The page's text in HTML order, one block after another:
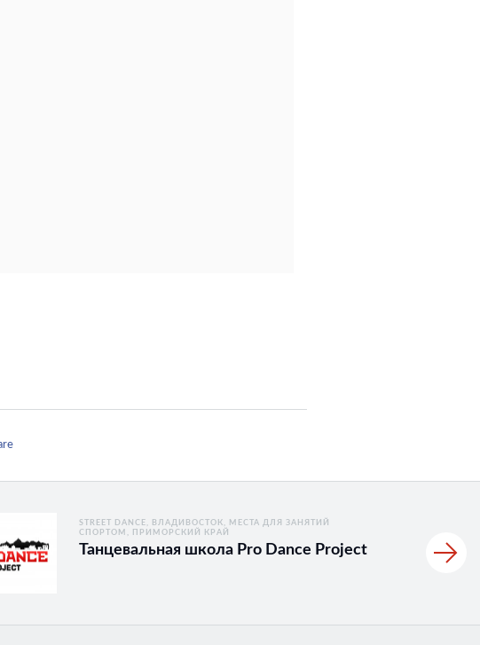
STREET DANCE ВЛАДИВОСТОК
МЕСТА ДЛЯ ЗАНЯТИЙ
СПОРТОМ
ПРИМОРСКИЙ КРАЙ
Танцевальная школа Pro Dance Project